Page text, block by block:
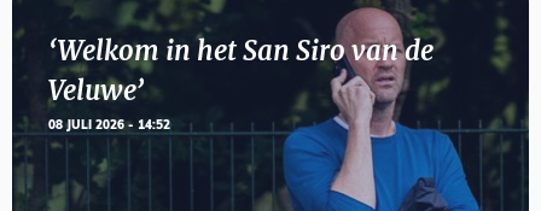
‘Welkom in het San Siro van de
Veluwe’
08 JULI 2026 - 14:52